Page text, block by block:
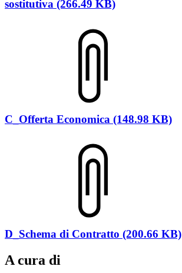
sostitutiva (266.49 KB)
C_Offerta Economica (148.98 KB)
D_Schema di Contratto (200.66 KB)
A cura di